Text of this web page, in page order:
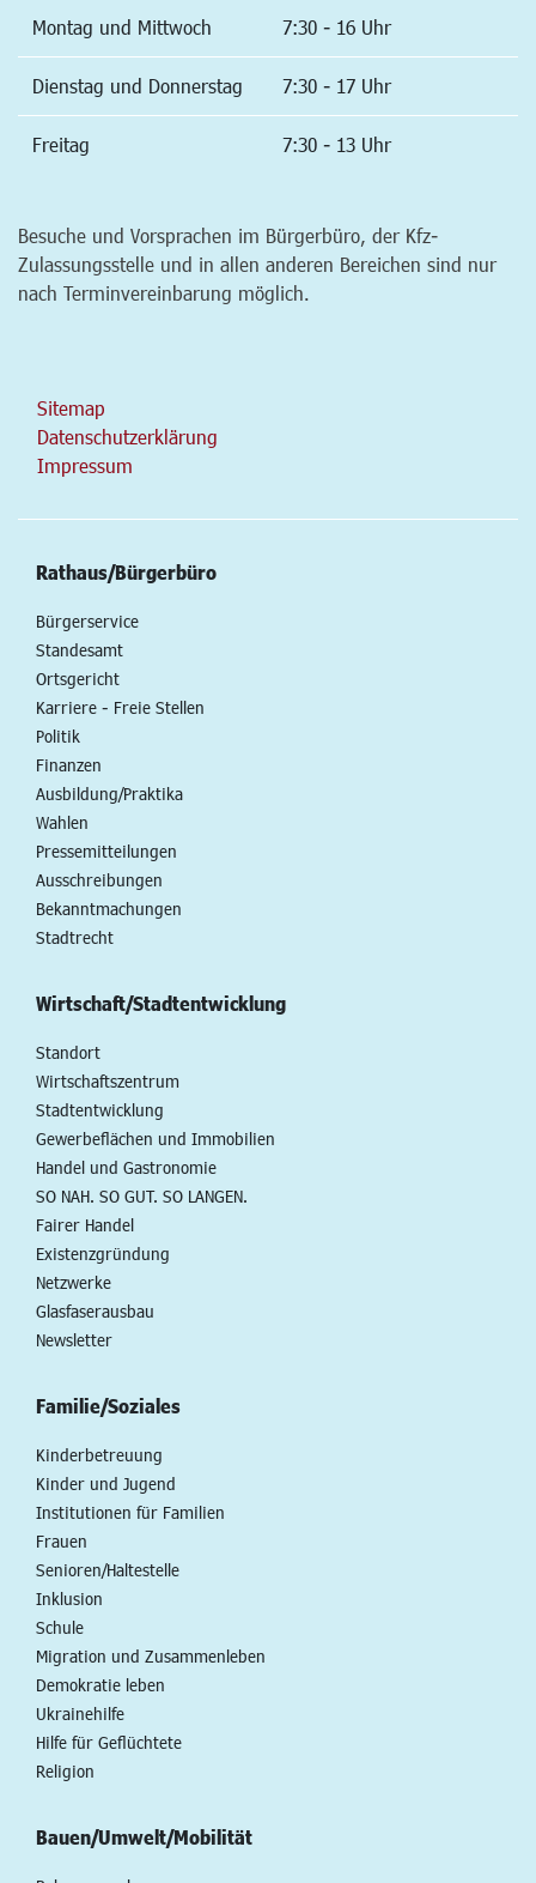
Montag und Mittwoch 7:30 - 16 Uhr
Dienstag und Donnerstag 7:30 - 17 Uhr
Freitag 7:30 - 13 Uhr
Besuche und Vorsprachen im Bürgerbüro, der Kfz-
Zulassungsstelle und in allen anderen Bereichen sind nur
nach Terminvereinbarung möglich.
Sitemap
Datenschutzerklärung
Impressum
Rathaus/Bürgerbüro
Bürgerservice
Standesamt
Ortsgericht
Karriere - Freie Stellen
Politik
Finanzen
Ausbildung/Praktika
Wahlen
Pressemitteilungen
Ausschreibungen
Bekanntmachungen
Stadtrecht
Wirtschaft/Stadtentwicklung
Standort
Wirtschaftszentrum
Stadtentwicklung
Gewerbeflächen und Immobilien
Handel und Gastronomie
SO NAH. SO GUT. SO LANGEN.
Fairer Handel
Existenzgründung
Netzwerke
Glasfaserausbau
Newsletter
Familie/Soziales
Kinderbetreuung
Kinder und Jugend
Institutionen für Familien
Frauen
Senioren/Haltestelle
Inklusion
Schule
Migration und Zusammenleben
Demokratie leben
Ukrainehilfe
Hilfe für Geflüchtete
Religion
Bauen/Umwelt/Mobilität